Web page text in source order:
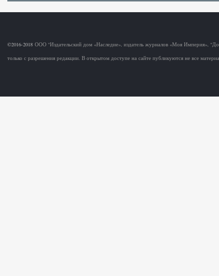
©2016-2018 ООО "Издательский дом «Наследие», издатель журналов «Моя Империя»,
только с разрешения редакции. В открытом доступе на сайте публикуются не все